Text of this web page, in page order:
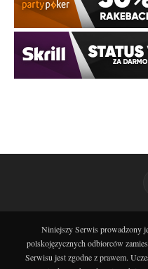
Niniejszy Serwis prowadzony
polskojęzycznych odbiorców
Serwisu jest zgodne z prawem.